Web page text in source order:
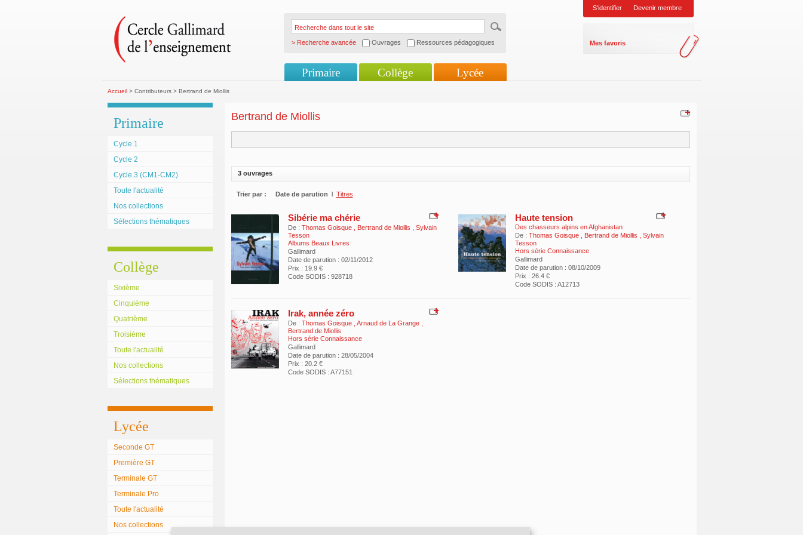
> Recherche avancée Ouvrages Ressources pédagogiques
S'identifier Devenir membre
Mes favoris
Primaire Collège Lycée
Accueil> Contributeurs > Bertrand de Miollis
Primaire
Cycle 1
Cycle 2
Cycle 3 (CM1-CM2)
Toute l'actualité
Nos collections
Sélections thématiques
Collège
Sixième
Cinquième
Quatrième
Troisième
Toute l'actualité
Nos collections
Sélections thématiques
Lycée
Seconde GT
Première GT
Terminale GT
Terminale Pro
Toute l'actualité
Nos collections
Bertrand de Miollis
3 ouvrages
Trier par : Date de parution l Titres
Sibérie ma chérie
De : Thomas Goisque Bertrand de Miollis
Sylvain
Tesson
Albums Beaux Livres
Gallimard
Date de parution : 02/11/2012
Prix : 19.9 €
Code SODIS : 928718
Haute tension
Des chasseurs alpins en Afghanistan
De : Thomas Goisque Bertrand de Miollis
Sylvain
Tesson
Hors série Connaissance
Gallimard
Date de parution : 08/10/2009
Prix : 26.4 €
Code SODIS : A12713
Irak, année zéro
De : Thomas Goisque Arnaud de La Grange
Bertrand de Miollis
Hors série Connaissance
Gallimard
Date de parution : 28/05/2004
Prix : 20.2 €
Code SODIS : A77151